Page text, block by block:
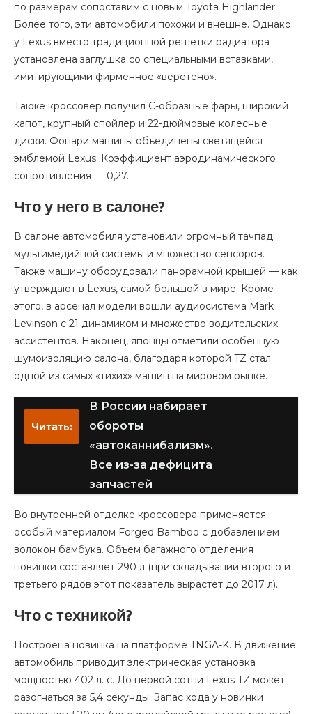
по размерам сопоставим с новым Toyota Highlander.
Более того, эти автомобили похожи и внешне. Однако
у Lexus вместо традиционной решетки радиатора
установлена заглушка со специальными вставками,
имитирующими фирменное «веретено».
Также кроссовер получил С-образные фары, широкий
капот, крупный спойлер и 22-дюймовые колесные
диски. Фонари машины объединены светящейся
эмблемой Lexus. Коэффициент аэродинамического
сопротивления — 0,27.
Что у него в салоне?
В салоне автомобиля установили огромный тачпад
мультимедийной системы и множество сенсоров.
Также машину оборудовали панорамной крышей — как
утверждают в Lexus, самой большой в мире. Кроме
этого, в арсенал модели вошли аудиосистема Mark
Levinson с 21 динамиком и множество водительских
ассистентов. Наконец, японцы отметили особенную
шумоизоляцию салона, благодаря которой TZ стал
одной из самых «тихих» машин на мировом рынке.
Читать:
В России набирает
обороты
«автоканнибализм».
Все из-за дефицита
запчастей
Во внутренней отделке кроссовера применяется
особый материалом Forged Bamboo с добавлением
волокон бамбука. Объем багажного отделения
новинки составляет 290 л (при складывании второго и
третьего рядов этот показатель вырастет до 2017 л).
Что с техникой?
Построена новинка на платформе TNGA-K. В движение
автомобиль приводит электрическая установка
мощностью 402 л. с. До первой сотни Lexus TZ может
разогнаться за 5,4 секунды. Запас хода у новинки